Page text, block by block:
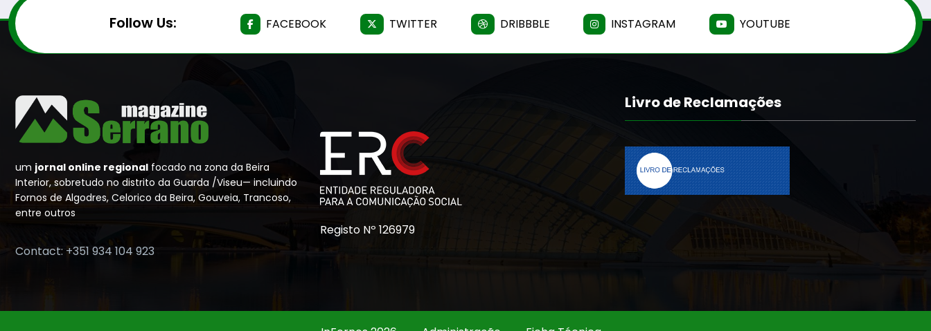
Follow Us: FACEBOOK TWITTER DRIBBBLE INSTAGRAM YOUTUBE
um jornal online regional focado na zona da Beira
Interior, sobretudo no distrito da Guarda /Viseu— incluindo
Fornos de Algodres, Celorico da Beira, Gouveia, Trancoso,
entre outros
Contact: +351 934 104 923
Registo Nº 126979
Livro de Reclamações